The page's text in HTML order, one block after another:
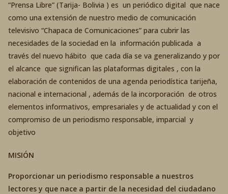
“Prensa Libre” (Tarija- Bolivia ) es un periódico digital que nace
como una extensión de nuestro medio de comunicación
televisivo “Chapaca de Comunicaciones” para cubrir las
necesidades de la sociedad en la información publicada a
través del nuevo hábito que cada día se va generalizando y por
el alcance que significan las plataformas digitales , con la
elaboración de contenidos de una agenda periodística tarijeña,
nacional e internacional , además de la incorporación de otros
elementos informativos, empresariales y de actualidad y con el
compromiso de un periodismo responsable, imparcial y
objetivo
MISIÓN
Proporcionar un periodismo responsable a nuestros
lectores y que nace a partir de la necesidad del ciudadano